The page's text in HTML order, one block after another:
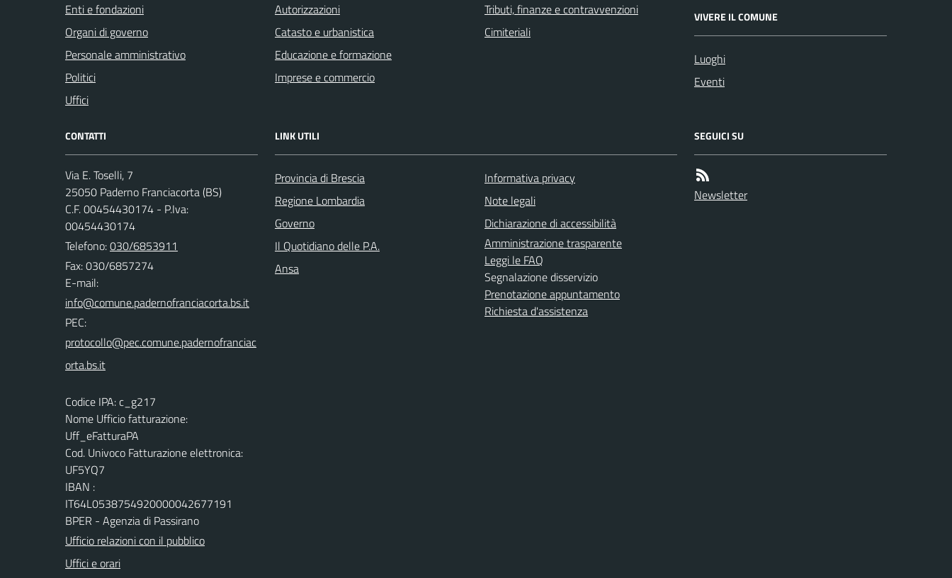
Enti e fondazioni
Organi di governo
Personale amministrativo
Politici
Uffici
Autorizzazioni
Catasto e urbanistica
Educazione e formazione
Imprese e commercio
Tributi, finanze e contravvenzioni
Cimiteriali
VIVERE IL COMUNE
Luoghi
Eventi
CONTATTI
Via E. Toselli, 7
25050 Paderno Franciacorta (BS)
C.F. 00454430174 - P.Iva:
00454430174
Telefono:030/6853911
Fax: 030/6857274
E-mail:
PEC:
Codice IPA: c_g217
Nome Ufficio fatturazione:
Uff_eFatturaPA
Cod. Univoco Fatturazione elettronica:
UF5YQ7
IBAN :
IT64L0538754920000042677191
BPER - Agenzia di Passirano
Ufficio relazioni con il pubblico
Uffici e orari
LINK UTILI
Provincia di Brescia
Regione Lombardia
Governo
Il Quotidiano delle P.A.
Ansa
Informativa privacy
Note legali
Dichiarazione di accessibilità
Amministrazione trasparente
Leggi le FAQ
Segnalazione disservizio
Prenotazione appuntamento
Richiesta d'assistenza
SEGUICI SU
Newsletter